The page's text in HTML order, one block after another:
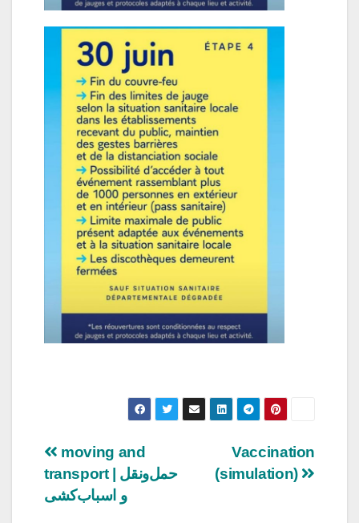
Post
navigation
Vaccination
(simulation)
moving and
transport | حمل‌ونقل
و اسباب‌کشی